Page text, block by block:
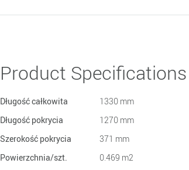
Product Specifications
Długość całkowita
1330 mm
Długość pokrycia
1270 mm
Szerokość pokrycia
371 mm
Powierzchnia/szt.
0.469 m2